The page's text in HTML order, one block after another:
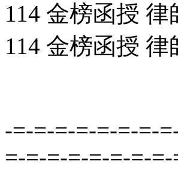
114 金榜函授
114 金榜函授
-=-=-=-=-=-=-=-
=-=-=-=-=-=-=-=-